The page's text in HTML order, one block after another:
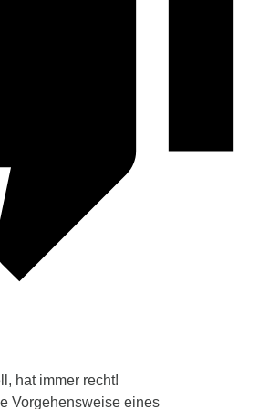
hat immer recht!
Vorgehensweise eines